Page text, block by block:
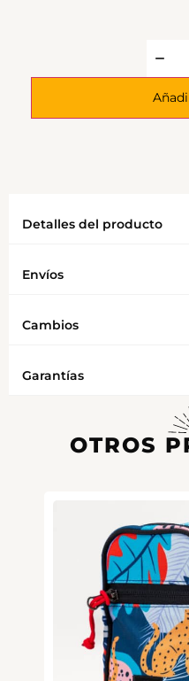
Detalles del producto
Envíos
Cambios
Garantías
OTROS